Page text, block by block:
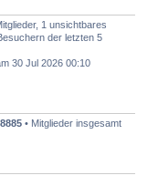
1 unsichtbares
der letzten 5
30 Jul 2026 00:10
• Mitglieder insgesamt